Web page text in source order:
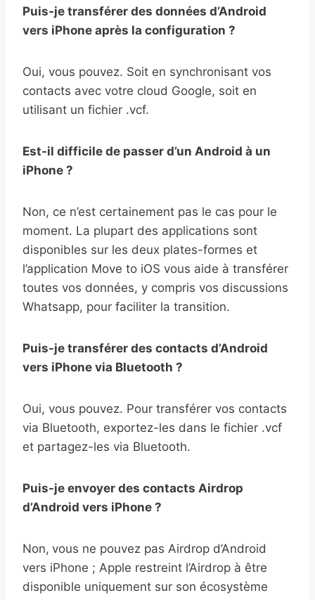
Puis-je transférer des données d’Android
vers iPhone après la configuration ?
Oui, vous pouvez. Soit en synchronisant vos
contacts avec votre cloud Google, soit en
utilisant un fichier .vcf.
Est-il difficile de passer d’un Android à un
iPhone ?
Non, ce n’est certainement pas le cas pour le
moment. La plupart des applications sont
disponibles sur les deux plates-formes et
l’application Move to iOS vous aide à transférer
toutes vos données, y compris vos discussions
Whatsapp, pour faciliter la transition.
Puis-je transférer des contacts d’Android
vers iPhone via Bluetooth ?
Oui, vous pouvez. Pour transférer vos contacts
via Bluetooth, exportez-les dans le fichier .vcf
et partagez-les via Bluetooth.
Puis-je envoyer des contacts Airdrop
d’Android vers iPhone ?
Non, vous ne pouvez pas Airdrop d’Android
vers iPhone ; Apple restreint l’Airdrop à être
disponible uniquement sur son écosystème